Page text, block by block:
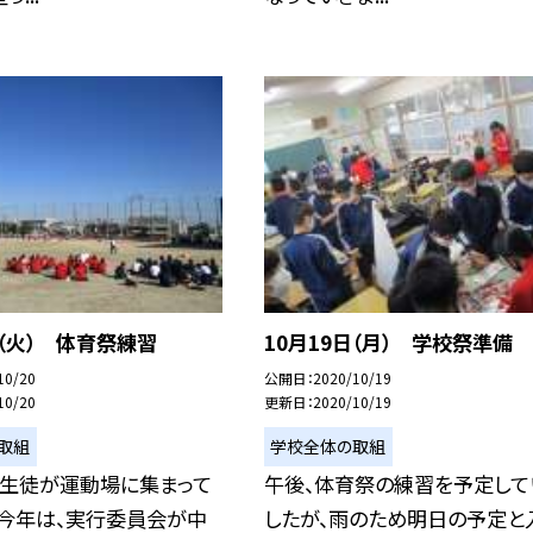
火） 体育祭練習
20
20
組
徒が運動場に集まって
年は、実行委員会が中
10月19日（月） 学校祭準備
公開日 2020/10/19
更新日 2020/10/19
学校全体の取組
午後、体育祭の練習を予定し
したが、雨のため明日の予定